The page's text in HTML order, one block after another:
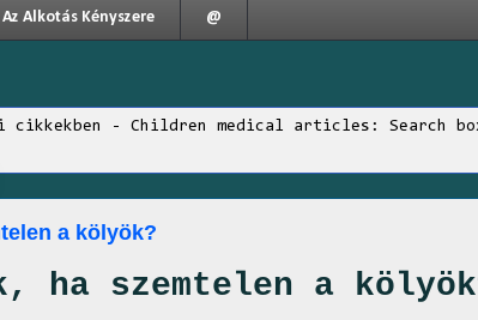
Az Alkotás Kényszere @
cikkekben - Children medical articles: Search
a kölyök?
ha szemtelen a